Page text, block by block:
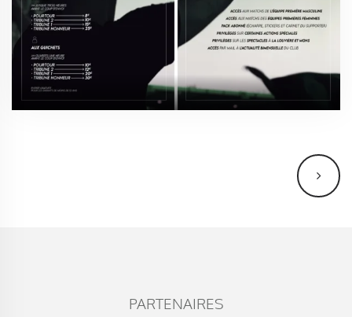
PARTENAIRES